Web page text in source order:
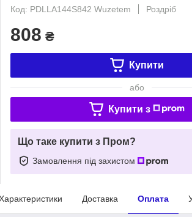
Код: PDLLA144S842 Wuzetem
Роздріб
808 ₴
Купити
або
Купити з
Що таке купити з Пром?
Замовлення під захистом
Доставка Оплата